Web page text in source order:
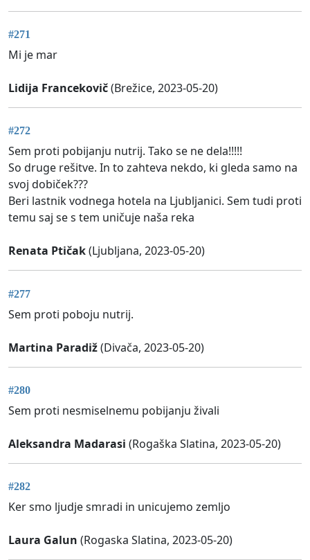
#271
Mi je mar
Lidija Francekovič(Brežice, 2023-05-20)
#272
Sem proti pobijanju nutrij. Tako se ne dela!!!!!
So druge rešitve. In to zahteva nekdo, ki gleda samo na
svoj dobiček???
Beri lastnik vodnega hotela na Ljubljanici. Sem tudi proti
temu saj se s tem uničuje naša reka
Renata Ptičak(Ljubljana, 2023-05-20)
#277
Sem proti poboju nutrij.
Martina Paradiž(Divača, 2023-05-20)
#280
Sem proti nesmiselnemu pobijanju živali
Aleksandra Madarasi (Rogaška Slatina, 2023-05-20)
#282
Ker smo ljudje smradi in unicujemo zemljo
Laura Galun (Rogaska Slatina, 2023-05-20)